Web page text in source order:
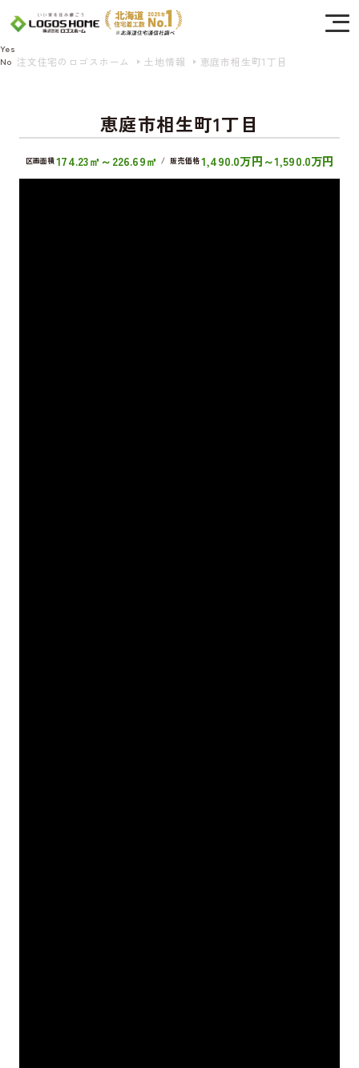
注文住宅のロゴスホーム 土地情報 恵庭市相生町1丁目
恵庭市相生町1丁目
区画面積174.23㎡～226.69㎡ / 販売価格1,490.0万円～1,590.0万円
Cookie を使用して、お客様の活動を追跡してもよろしいですか? 当社ではお客様の
プライバシーを極めて重視しています。詳細について、およびご質問がある場合
は、当社のプライバシーポリシーをご覧ください。
Yes
No